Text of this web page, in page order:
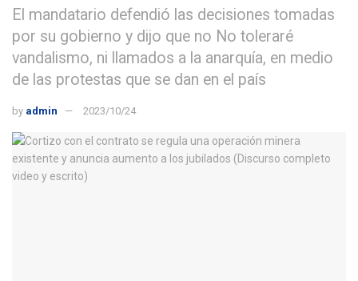
El mandatario defendió las decisiones tomadas
por su gobierno y dijo que no No toleraré
vandalismo, ni llamados a la anarquía, en medio
de las protestas que se dan en el país
by admin 2023/10/24